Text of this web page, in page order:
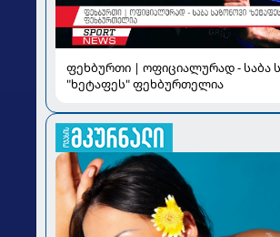
ფეხბურთი | ოფიციალურად - საბა
"ხეტაფეს" ფეხბურთელია